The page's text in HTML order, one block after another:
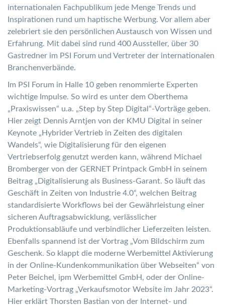
internationalen Fachpublikum jede Menge Trends und
Inspirationen rund um haptische Werbung. Vor allem aber
zelebriert sie den persönlichen Austausch von Wissen und
Erfahrung. Mit dabei sind rund 400 Aussteller, über 30
Gastredner im PSI Forum und Vertreter der internationalen
Branchenverbände.
Im PSI Forum in Halle 10 geben renommierte Experten
wichtige Impulse. So wird es unter dem Oberthema
„Praxiswissen“ u.a. „Step by Step Digital“-Vorträge geben.
Hier zeigt Dennis Arntjen von der KMU Digital in seiner
Keynote „Hybrider Vertrieb in Zeiten des digitalen
Wandels“, wie Digitalisierung für den eigenen
Vertriebserfolg genutzt werden kann, während Michael
Bromberger von der GERNET Printpack GmbH in seinem
Beitrag „Digitalisierung als Business-Garant. So läuft das
Geschäft in Zeiten von Industrie 4.0“, welchen Beitrag
standardisierte Workflows bei der Gewährleistung einer
sicheren Auftragsabwicklung, verlässlicher
Produktionsabläufe und verbindlicher Lieferzeiten leisten.
Ebenfalls spannend ist der Vortrag „Vom Bildschirm zum
Geschenk. So klappt die moderne Werbemittel Aktivierung
in der Online-Kundenkommunikation über Webseiten“ von
Peter Beichel, ipm Werbemittel GmbH, oder der Online-
Marketing-Vortrag „Verkaufsmotor Website im Jahr 2023“.
Hier erklärt Thorsten Bastian von der Internet- und